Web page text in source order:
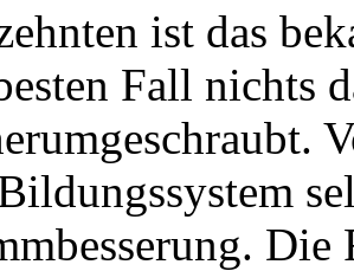
ist das
Fall nichts
Die